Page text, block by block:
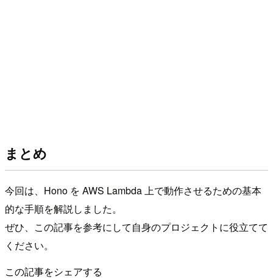
まとめ
今回は、Hono を AWS Lambda 上で動作させるための基本
的な手順を解説しました。
ぜひ、この記事を参考にして自身のプロジェクトに役立てて
ください。
この記事をシェアする